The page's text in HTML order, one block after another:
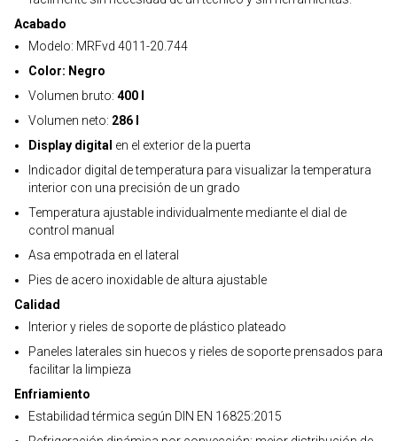
Acabado
Modelo: MRFvd 4011-20.744
Color: Negro
Volumen bruto: 400 l
Volumen neto: 286 l
Display digital en el exterior de la puerta
Indicador digital de temperatura para visualizar la temperatura
interior con una precisión de un grado
Temperatura ajustable individualmente mediante el dial de
control manual
Asa empotrada en el lateral
Pies de acero inoxidable de altura ajustable
Calidad
Interior y rieles de soporte de plástico plateado
Paneles laterales sin huecos y rieles de soporte prensados para
facilitar la limpieza
Enfriamiento
Estabilidad térmica según DIN EN 16825:2015